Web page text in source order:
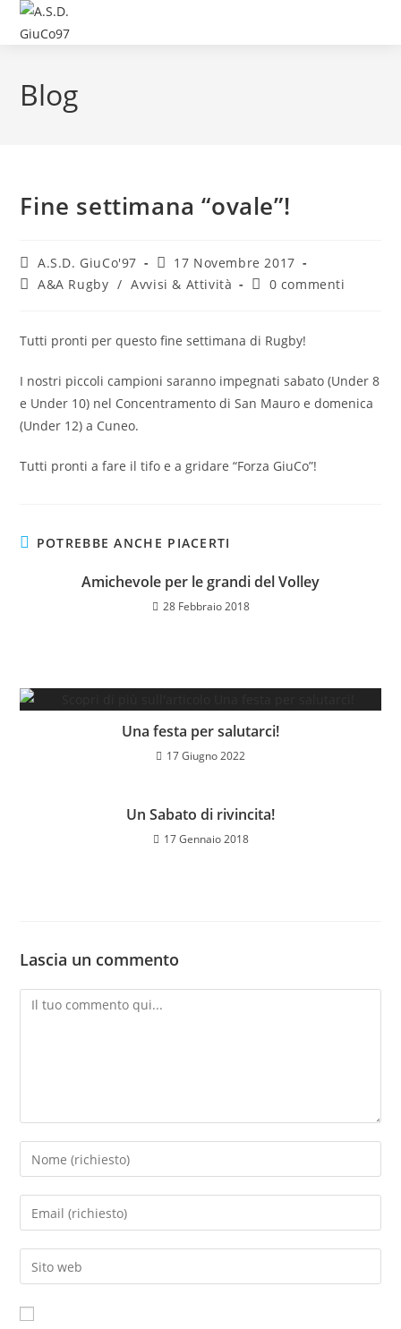
Blog
Fine settimana “ovale”!
A.S.D. GiuCo'97
17 Novembre 2017
A&A Rugby / Avvisi & Attività 0 commenti
Tutti pronti per questo fine settimana di Rugby!
I nostri piccoli campioni saranno impegnati sabato (Under 8
e Under 10) nel Concentramento di San Mauro e domenica
(Under 12) a Cuneo.
Tutti pronti a fare il tifo e a gridare “Forza GiuCo”!
POTREBBE ANCHE PIACERTI
Amichevole per le grandi del Volley
28 Febbraio 2018
Una festa per salutarci!
17 Giugno 2022
Un Sabato di rivincita!
17 Gennaio 2018
Lascia un commento